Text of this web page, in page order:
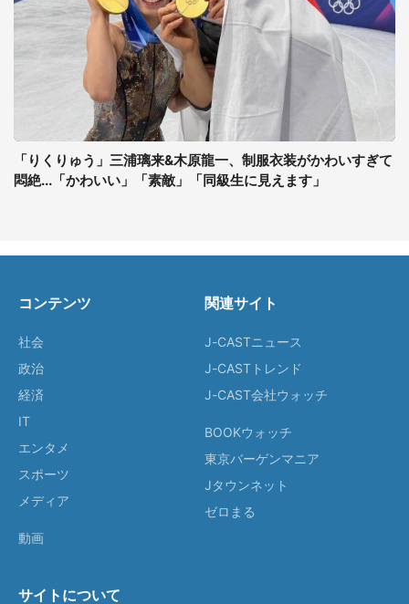
「りくりゅう」三浦璃来&木原龍一、制服衣装がかわいすぎて
悶絶...「かわいい」「素敵」「同級生に見えます」
コンテンツ
社会
政治
経済
IT
エンタメ
スポーツ
メディア
動画
関連サイト
J-CASTニュース
J-CASTトレンド
J-CAST会社ウォッチ
BOOKウォッチ
東京バーゲンマニア
Jタウンネット
ゼロまる
サイトについて